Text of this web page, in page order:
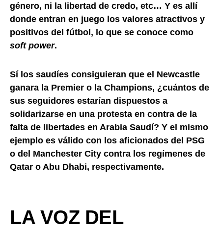
género, ni la libertad de credo, etc… Y es allí
donde entran en juego los valores atractivos y
positivos del fútbol, lo que se conoce como
soft power.
Sí los saudíes consiguieran que el Newcastle
ganara la Premier o la Champions, ¿cuántos de
sus seguidores estarían dispuestos a
solidarizarse en una protesta en contra de la
falta de libertades en Arabia Saudí? Y el mismo
ejemplo es válido con los aficionados del PSG
o del Manchester City contra los regímenes de
Qatar o Abu Dhabi, respectivamente.
LA VOZ DEL